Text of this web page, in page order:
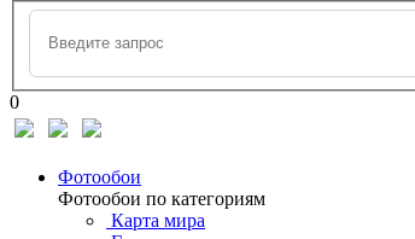
0
Фотообои
Фотообои по категориям
Карта мира